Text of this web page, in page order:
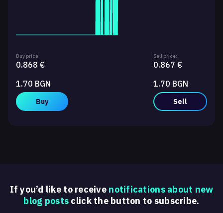
Buy price:
0.868 €
1.70 BGN
Buy
Sell price:
0.867 €
1.70 BGN
Sell
If you’d like to receive notifications about new
blog posts click the button to subscribe.